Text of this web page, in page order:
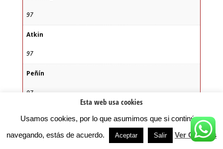
97
Atkin
97
Peñín
97
Esta web usa cookies
Usamos cookies, por lo que asumimos que si continúas
navegando, estás de acuerdo.
Aceptar Salir Ver Cookies